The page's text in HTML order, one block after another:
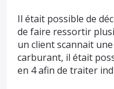
Il était possible de
de faire ressortir
un client scannait
carburant, il était
en 4 afin de traiter